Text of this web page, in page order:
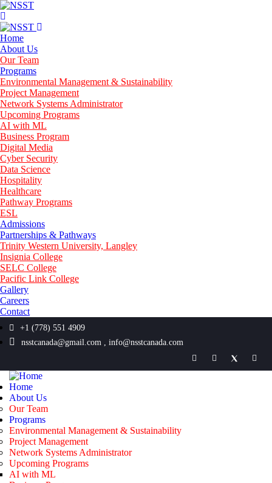
Home
About Us
Our Team
Programs
Environmental Management & Sustainability
Project Management
Network Systems Administrator
Upcoming Programs
AI with ML
Business Program
Digital Media
Cyber Security
Data Science
Hospitality
Healthcare
Pathway Programs
ESL
Admissions
Partnerships & Pathways
Trinity Western University, Langley
Insignia College
SELC College
Pacific Link College
Gallery
Careers
Contact
+1 (778) 551 4909
nsstcanada@gmail.com , info@nsstcanada.com
Home
About Us
Our Team
Programs
Environmental Management & Sustainability
Project Management
Network Systems Administrator
Upcoming Programs
AI with ML